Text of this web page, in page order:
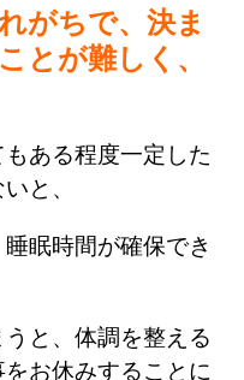
がちで、決ま
とが難しく、
ある程度一定した
と、
眠時間が確保でき
と、体調を整える
お休みすることに